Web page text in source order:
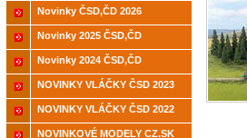
Novinky ČSD,ČD 2026
Novinky 2025 ČSD,ČD
Novinky 2024 ČSD,ČD
NOVINKY VLÁČKY ČSD 2023
NOVINKY VLÁČKY ČSD 2022
NOVINKOVÉ MODELY CZ,SK